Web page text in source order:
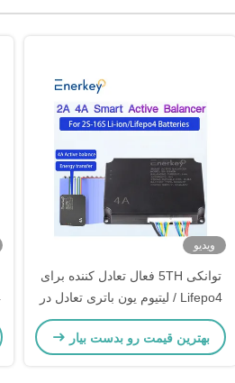
ویدیو
توانکی 5TH فعال تعادل کننده برای
Lifepo4 / لیتیوم یون باتری تعادل در
8S 10S 14S 16S
بهترین قیمت رو بدست بیار